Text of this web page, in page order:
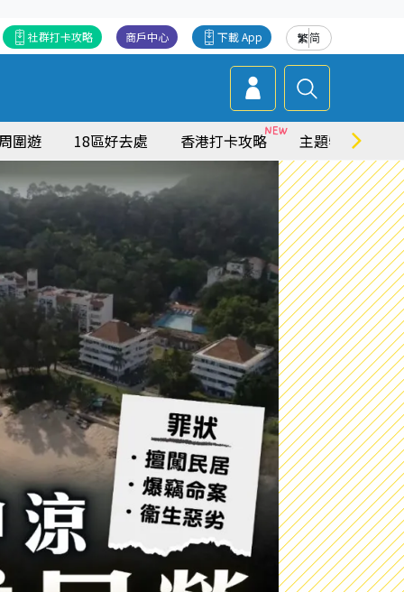
繁简
下載 App
商戶中心
社群打卡攻略
圍遊 18區好去處 香港打卡攻略 主題特集